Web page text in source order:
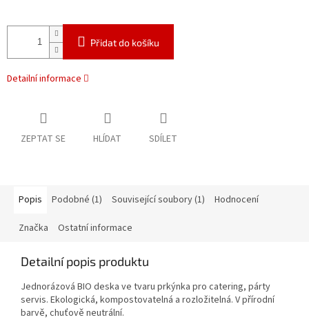
Přidat do košíku
Detailní informace
ZEPTAT SE HLÍDAT SDÍLET
Popis Podobné (1) Související soubory (1) Hodnocení
Značka Ostatní informace
Detailní popis produktu
Jednorázová BIO deska ve tvaru prkýnka pro catering, párty
servis. Ekologická, kompostovatelná a rozložitelná. V přírodní
barvě, chuťově neutrální.